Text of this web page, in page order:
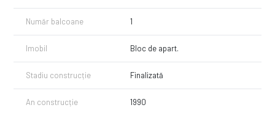
Număr balcoane 1
Imobil Bloc de apart.
Stadiu construcție Finalizată
An construcție 1990